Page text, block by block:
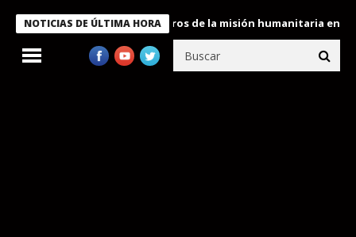
NOTICIAS DE ÚLTIMA HORA
condecora a miembros de la misión humanitaria enviada a